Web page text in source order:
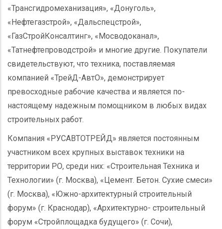
«Трансгидромеханизация», «Донуголь»,
«Нефтегазстрой», «Дальспецстрой»,
«ГазСтройКонсалтинг», «Мосводоканал»,
«Татнефтепроводстрой» и многие другие. Покупатели
свидетельствуют, что техника, поставляемая
компанией «ТрейД-АвтО», демонстрирует
превосходные рабочие качества и является по-
настоящему надежным помощником в любых видах
строительных работ.
Компания «РУСАВТОТРЕЙД» является постоянным
участником всех крупных выставок техники на
территории РО, среди них: «Строительная Техника и
Технологии» (г. Москва), «Цемент. Бетон. Сухие смеси»
(г. Москва), «Южно-архитектурный строительный
форум» (г. Краснодар), «Архитектурно- строительный
форум «Стройплощадка будущего» (г. Сочи),